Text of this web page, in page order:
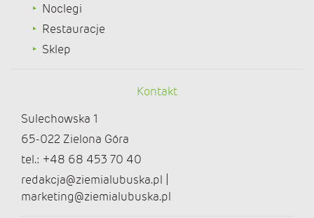
Noclegi
Restauracje
Sklep
Kontakt
Sulechowska 1
65-022 Zielona Góra
tel.: +48 68 453 70 40
redakcja@ziemialubuska.pl |
marketing@ziemialubuska.pl